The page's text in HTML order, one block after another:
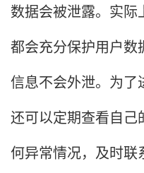
数据会被泄露。实
都会充分保护用户数
信息不会外泄。为了
还可以定期查看自
何异常情况，及时联